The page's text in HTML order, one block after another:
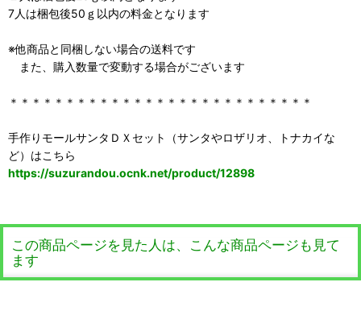
7人は梱包後50ｇ以内の料金となります
※他商品と同梱しない場合の送料です
また、購入数量で変動する場合がございます
＊＊＊＊＊＊＊＊＊＊＊＊＊＊＊＊＊＊＊＊＊＊＊＊＊＊＊
手作りモールサンタＤＸセット（サンタやロザリオ、トナカイな
ど）はこちら
https://suzurandou.ocnk.net/product/12898
この商品ページを見た人は、こんな商品ページも見て
ます